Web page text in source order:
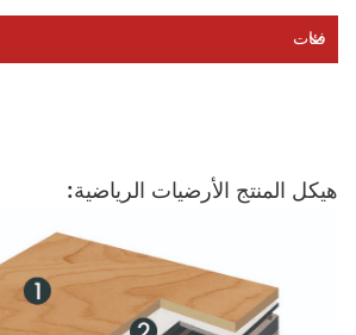
فئات
هيكل المنتج الأرضيات الرياضية: